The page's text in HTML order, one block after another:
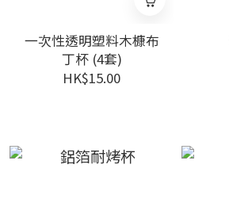
一次性透明塑料木槺布
丁杯 (4套)
HK$15.00